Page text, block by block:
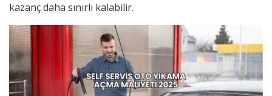
kazanç daha sınırlı kalabilir.